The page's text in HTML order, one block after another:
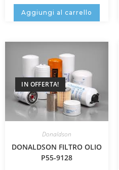
Aggiungi al carrello
IN OFFERTA!
Donaldson
DONALDSON FILTRO OLIO
P55-9128